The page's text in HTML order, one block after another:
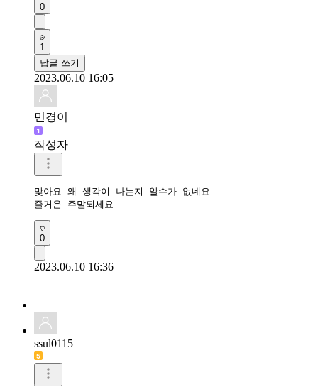
0
1
답글 쓰기
2023.06.10 16:05
민경이
작성자
맞아요 왜 생각이 나는지 알수가 없네요
즐거운 주말되세요
0
2023.06.10 16:36
ssul0115